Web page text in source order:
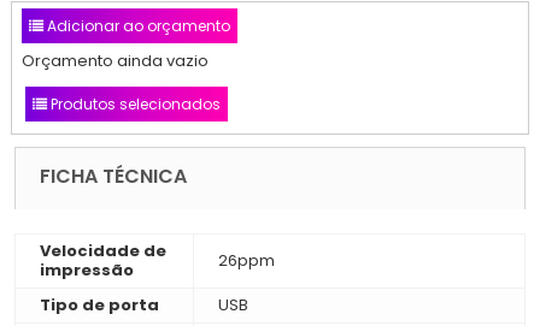
Adicionar ao orçamento
Orçamento ainda vazio
Produtos selecionados
FICHA TÉCNICA
Velocidade de
impressão
26ppm
Tipo de porta
USB